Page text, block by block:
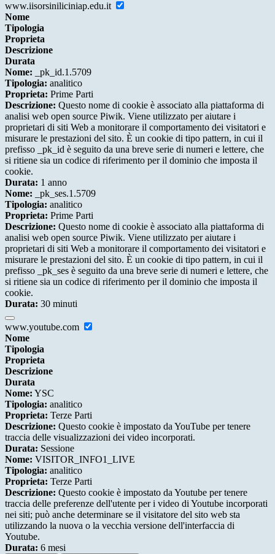
www.iisorsiniliciniap.edu.it
Nome
Tipologia
Proprieta
Descrizione
Durata
Nome: _pk_id.1.5709
Tipologia: analitico
Proprieta: Prime Parti
Descrizione: Questo nome di cookie è associato alla piattaforma di
analisi web open source Piwik. Viene utilizzato per aiutare i
proprietari di siti Web a monitorare il comportamento dei visitatori e
misurare le prestazioni del sito. È un cookie di tipo pattern, in cui il
prefisso _pk_id è seguito da una breve serie di numeri e lettere, che
si ritiene sia un codice di riferimento per il dominio che imposta il
cookie.
Durata: 1 anno
Nome: _pk_ses.1.5709
Tipologia: analitico
Proprieta: Prime Parti
Descrizione: Questo nome di cookie è associato alla piattaforma di
analisi web open source Piwik. Viene utilizzato per aiutare i
proprietari di siti Web a monitorare il comportamento dei visitatori e
misurare le prestazioni del sito. È un cookie di tipo pattern, in cui il
prefisso _pk_ses è seguito da una breve serie di numeri e lettere, che
si ritiene sia un codice di riferimento per il dominio che imposta il
cookie.
Durata: 30 minuti
www.youtube.com
Nome
Tipologia
Proprieta
Descrizione
Durata
Nome: YSC
Tipologia: analitico
Proprieta: Terze Parti
Descrizione: Questo cookie è impostato da YouTube per tenere
traccia delle visualizzazioni dei video incorporati.
Durata: Sessione
Nome: VISITOR_INFO1_LIVE
Tipologia: analitico
Proprieta: Terze Parti
Descrizione: Questo cookie è impostato da Youtube per tenere
traccia delle preferenze dell'utente per i video di Youtube incorporati
nei siti; può anche determinare se il visitatore del sito web sta
utilizzando la nuova o la vecchia versione dell'interfaccia di
Youtube.
Durata: 6 mesi